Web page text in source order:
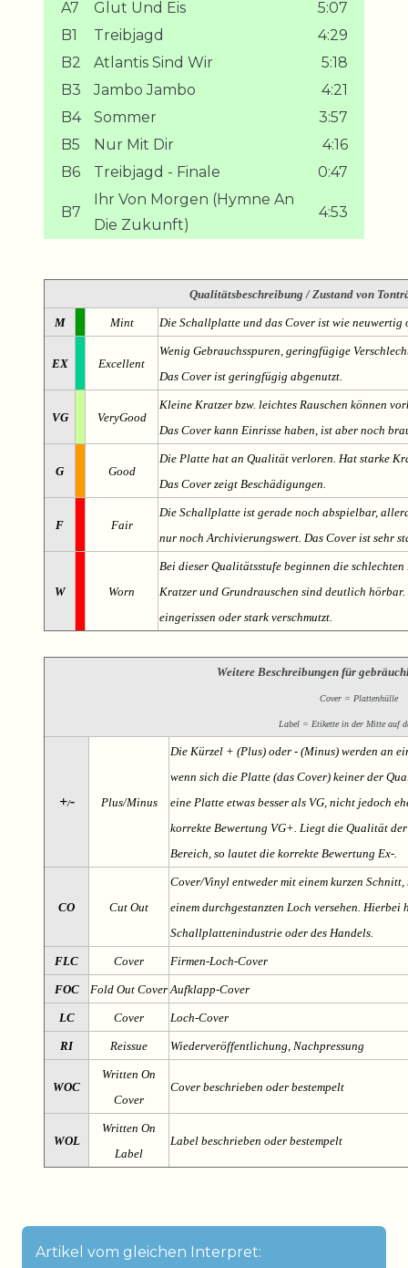
A7 Glut Und Eis
5:07
B1
Treibjagd
4:29
B2
Atlantis Sind Wir
5:18
B3
Jambo Jambo
4:21
B4
Sommer
3:57
B5
Nur Mit Dir
4:16
B6
Treibjagd - Finale 0:47
B7
Ihr Von Morgen (Hymne An
Die Zukunft)
4:53
Qualitätsbeschreibung / Zustand von
M Mint Die Schallplatte und das Cover ist wie
EX Excellent
Wenig Gebrauchsspuren, geringfügige
Das Cover ist geringfügig abgenutzt.
VG VeryGood
Kleine Kratzer bzw. leichtes Rauschen können
Das Cover kann Einrisse haben, ist aber noch
G Good
Die Platte hat an Qualität verloren. Hat starke
Das Cover zeigt Beschädigungen.
F Fair
Die Schallplatte ist gerade noch abspielbar,
nur noch Archivierungswert. Das Cover ist sehr
W Worn
Bei dieser Qualitätsstufe beginnen die
Kratzer und Grundrauschen sind deutlich
eingerissen oder stark verschmutzt.
Weitere Beschreibungen für
Cover = Plattenhülle
Label = Etikette in der Mitte auf
+/- Plus/Minus
Die Kürzel + (Plus) oder - (Minus) werden an
wenn sich die Platte (das Cover) keiner der
eine Platte etwas besser als VG, nicht jedoch
korrekte Bewertung VG+. Liegt die Qualität
Bereich, so lautet die korrekte Bewertung Ex-.
CO Cut Out
Cover/Vinyl entweder mit einem kurzen
einem durchgestanzten Loch versehen. Hierbei
Schallplattenindustrie oder des Handels.
FLC Cover Firmen-Loch-Cover
FOC Fold Out Cover Aufklapp-Cover
LC Cover Loch-Cover
RI Reissue Wiederveröffentlichung, Nachpressung
WOC
Written On
Cover
Cover beschrieben oder bestempelt
WOL
Written On
Label
Label beschrieben oder bestempelt
Artikel vom gleichen Interpret: